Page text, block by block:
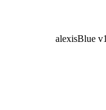
alexisBlue